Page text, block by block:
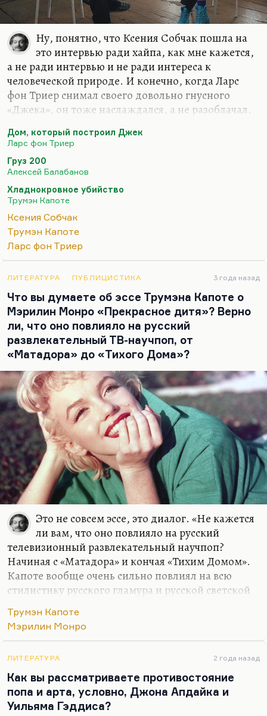
Ну, понятно, что Ксения Собчак пошла на
это интервью ради хайпа, как мне кажется,
а не ради интервью и не ради интереса к
человеческой природе. И конечно, когда Ларс
фон Триер снимал своего довольно гнусного
«Джека», он тоже наслаждался, а не разоблачал.
думаю, что фон Триер больше ничего не снимет.
Во всяком случае, ничего хорошего. Впрочем, он
способен удивлять. Снял же он потрясающую
совершенно провальных картин.
Но проблема не в этом. Я думаю, что тема
маньяка Мохова, так же, как и тема фильма
«Груз-200», вызвавшего в обществе точно такой
живем во время…
Дом, который построил Джек
Ларс фон Триер
Груз 200
Алексей Балабанов
Хладнокровное убийство
Трумэн Капоте
Ксения Собчак
Трумэн Капоте
Ларс фон Триер
ЛИТЕРАТУРА ПУБЛИЦИСТИКА 3 года назад
Что вы думаете об эссе Трумэна Капоте о
Мэрилин Монро «Прекрасное дитя»? Верно
ли, что оно повлияло на русский
развлекательный ТВ-научпоп, от
«Матадора» до «Тихого Дома»?
Это не совсем эссе, это диалог. «Не кажется
ли вам, что оно повлияло на русский
телевизионный развлекательный научпоп?
Начиная с «Матадора» и кончая «Тихим Домом».
Капоте вообще очень сильно повлиял на всю
стилистику русского гламура и русской светской
Капоте за всем эти стоила трагедия. Мэрилин
Монро у него трагический персонаж. И сам он
гламур, такой светский, я не знаю, как-то, мне
кажется, настоящей глубины, настоящего
трагизма там не было. В «Матадоре», особенно в
выпуске, посвященном «Апокалипсису сегодня»,
Трумэн Капоте
Мэрилин Монро
ЛИТЕРАТУРА 2 года назад
Как вы рассматриваете противостояние
попа и арта, условно, Джона Апдайка и
Уильяма Гэддиса?